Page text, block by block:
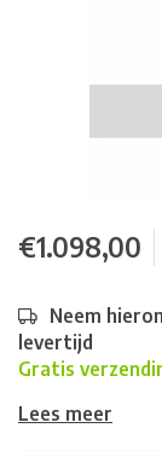
€1.098,00
Neem
levertijd
Gratis
Lees meer